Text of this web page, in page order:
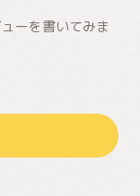
ーを書いてみま